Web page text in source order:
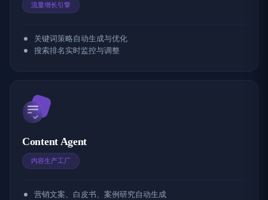
流量增长引擎
关键词策略自动生成与优化
搜索排名实时监控与调整
Content Agent
内容生产工厂
营销文案、白皮书、案例研究自动生成